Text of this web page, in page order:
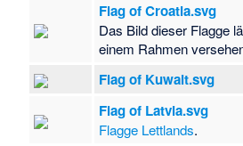
Flag of Croatia.svg
Das Bild dieser Flagge
einem Rahmen
Flag of Kuwait.svg
Flag of Latvia.svg
Flagge Lettlands.